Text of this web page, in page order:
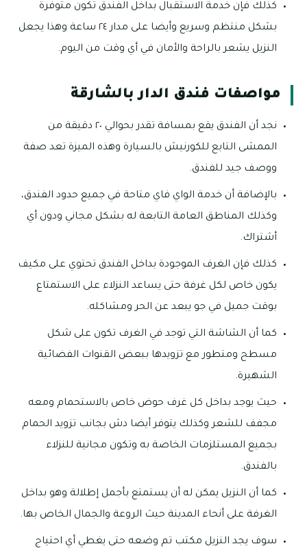
كذلك فإن خدمة الاستقبال بداخل الفندق تكون متوفرة
بشكل منتظم وسريع وأيضا على مدار ٢٤ ساعة وهذا يجعل
النزيل يشعر بالراحة والأمان في أي وقت من اليوم.
مواصفات فندق الدار بالشارقة
نجد أن الفندق يقع بمسافة تقدر بحوالي ٢٠ دقيقة من
الممشى التابع للكورنيش بالسيارة وهذه الميزة تعد صفة
ووصف جيد للفندق.
بالإضافة أن خدمة الواي فاي متاحة في جميع حدود الفندق،
وكذلك المناطق العامة التابعة له بشكل مجاني ودون أي
أشتراك.
كذلك فإن الغرف الموجودة بداخل الفندق تحتوي على مكيف
يكون خاص لكل غرفة حتى يساعد النزلاء على الاستمتاع
بوقت جميل في جو يبعد عن الحر ومشاكله.
كما أن الشاشة التي توجد في الغرف تكون على شكل
مسطح ومتطور مع تزويدها ببعض القنوات الفضائية
الشهيرة.
حيث يوجد بداخل كل غرف حوض خاص بالاستحمام ومعه
مجفف للشعر وكذلك يتوفر أيضا دش بجانب تزويد الحمام
بجميع المستلزمات الخاصة به وتكون مجانية للنزلاء
بالفندق.
كما أن النزيل يمكن له أن يستمتع بأجمل إطلالة وهو بداخل
الغرفة على أنحاء المدينة حيث الروعة والجمال الخاص بها.
سوف يجد النزيل مكتب تم وضعه حتى يغطي أي احتياج